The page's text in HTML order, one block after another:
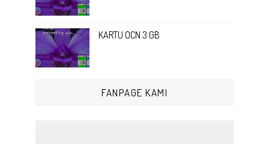
KARTU OCN 3 GB
FANPAGE KAMI